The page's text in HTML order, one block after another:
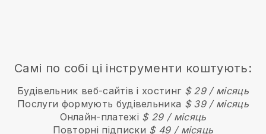
Самі по собі ці інструменти коштують:
Будівельник веб-сайтів і хостинг $ 29 / місяць
Послуги формують будівельника $ 39 / місяць
Онлайн-платежі $ 29 / місяць
Повторні підписки $ 49 / місяць